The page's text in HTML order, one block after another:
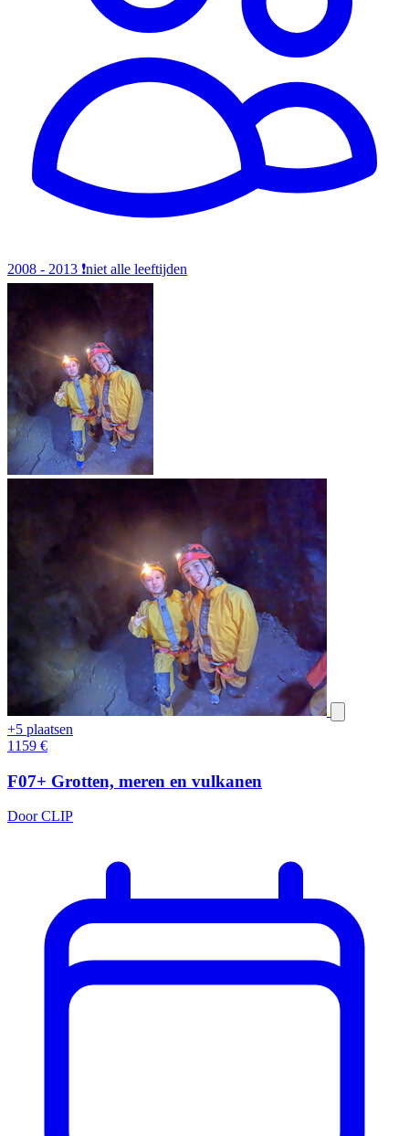
2008 - 2013 ❗️niet alle leeftijden
+5 plaatsen
1159 €
F07+ Grotten, meren en vulkanen
Door CLIP